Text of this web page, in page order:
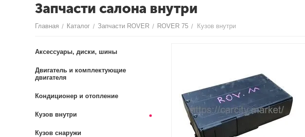
Запчасти салона внутри
Главная / Каталог / Запчасти ROVER / ROVER 75 / Кузов внутри
Аксессуары, диски, шины
Двигатель и комплектующие
двигателя
Кондиционер и отопление
Кузов внутри
Кузов снаружи